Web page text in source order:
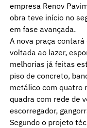
empresa Renov
obra teve início no
em fase avançada.
A nova praça
voltada ao lazer,
melhorias já feitas
piso de concreto,
metálico com quatro
quadra com rede de
escorregador,
Segundo o projeto